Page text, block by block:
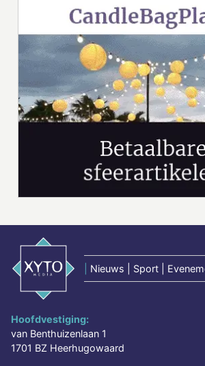
Nieuws | Sport |
Hoofdvestiging:
van Benthuizenlaan 1
1701 BZ Heerhugowaard